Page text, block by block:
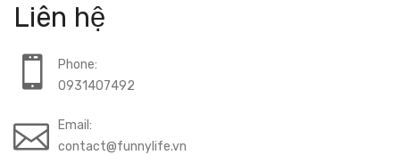
Liên hệ
Phone:
0931407492
Email:
contact@funnylife.vn